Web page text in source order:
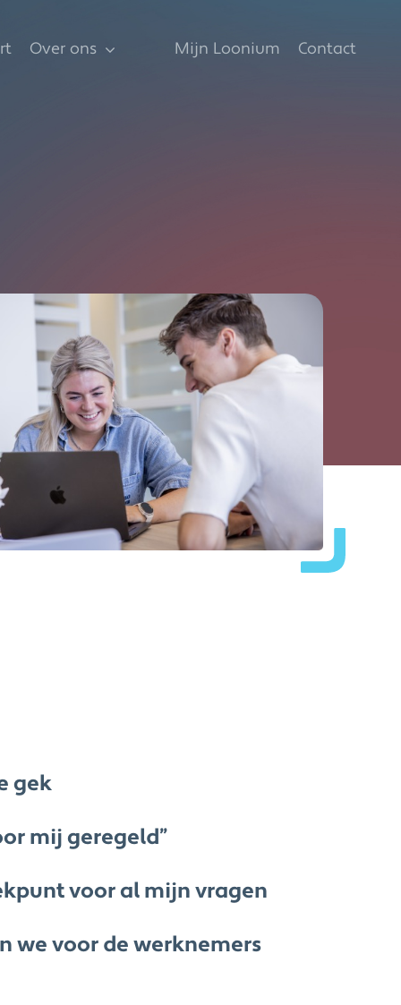
Over ons Mijn Loonium Contact
gek
mij geregeld”
voor al mijn vragen
we voor de werknemers